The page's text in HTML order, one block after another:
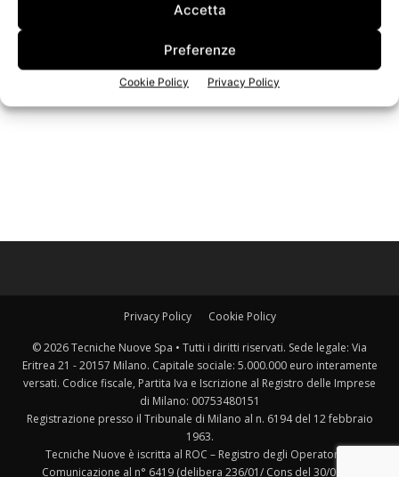
Accetta
Preferenze
Cookie Policy Privacy Policy
Privacy Policy Cookie Policy
© 2026 Tecniche Nuove Spa • Tutti i diritti riservati. Sede legale: Via
Eritrea 21 - 20157 Milano. Capitale sociale: 5.000.000 euro interamente
versati. Codice fiscale, Partita Iva e Iscrizione al Registro delle Imprese
di Milano: 00753480151
Registrazione presso il Tribunale di Milano al n. 6194 del 12 febbraio
1963.
Tecniche Nuove è iscritta al ROC – Registro degli Operatori di
Comunicazione al n° 6419 (delibera 236/01/ Cons del 30/06/01